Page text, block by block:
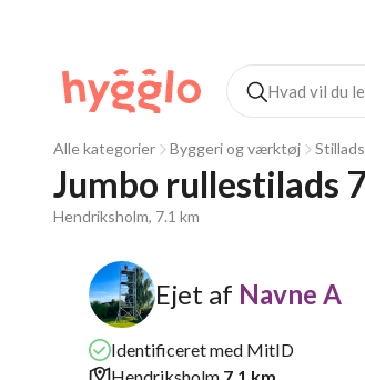
Alle kategorier Byggeri og værktøj
Jumbo rullestilads
Hendriksholm, 7.1 km
Ejet af Navne A
Identificeret med MitID